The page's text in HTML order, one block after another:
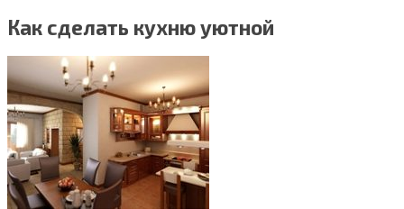
Как сделать кухню уютной